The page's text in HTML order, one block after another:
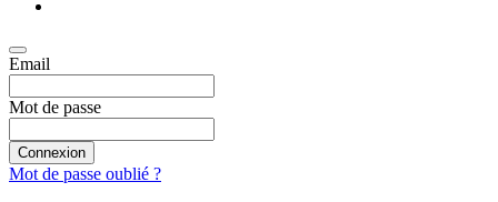
Email
Mot de passe
Connexion
Mot de passe oublié ?